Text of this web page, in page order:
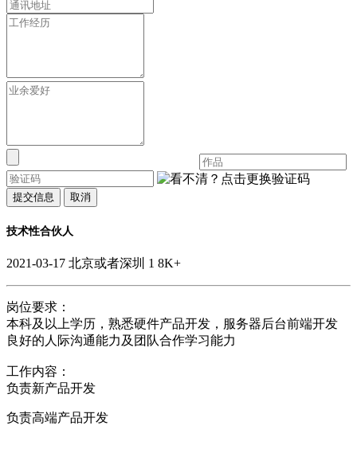
提交信息 取消
技术性合伙人
2021-03-17 北京或者深圳 1 8K+
岗位要求：
本科及以上学历，熟悉硬件产品开发，服务器后台前端开发
良好的人际沟通能力及团队合作学习能力
工作内容：
负责新产品开发
负责高端产品开发